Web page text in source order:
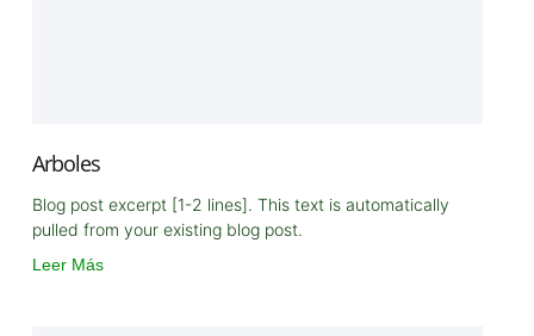
Arboles
Blog post excerpt [1-2 lines]. This text is automatically
pulled from your existing blog post.
Leer Más